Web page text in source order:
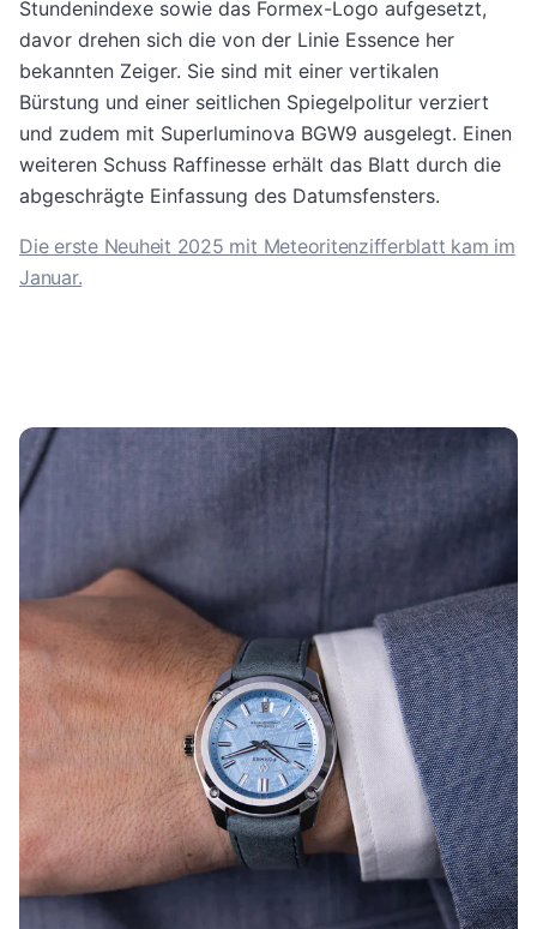
Stundenindexe sowie das Formex-Logo aufgesetzt,
davor drehen sich die von der Linie Essence her
bekannten Zeiger. Sie sind mit einer vertikalen
Bürstung und einer seitlichen Spiegelpolitur verziert
und zudem mit Superluminova BGW9 ausgelegt. Einen
weiteren Schuss Raffinesse erhält das Blatt durch die
abgeschrägte Einfassung des Datumsfensters.
Die erste Neuheit 2025 mit Meteoritenzifferblatt kam im
Januar.